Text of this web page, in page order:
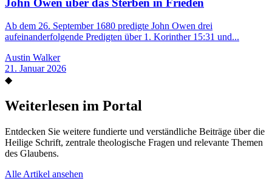
Ab dem 26. September 1680 predigte John Owen drei
aufeinanderfolgende Predigten über 1. Korinther 15:31 und...
Austin Walker
21. Januar 2026
◆
Weiterlesen im Portal
Entdecken Sie weitere fundierte und verständliche Beiträge über die
Heilige Schrift, zentrale theologische Fragen und relevante Themen
des Glaubens.
Alle Artikel ansehen